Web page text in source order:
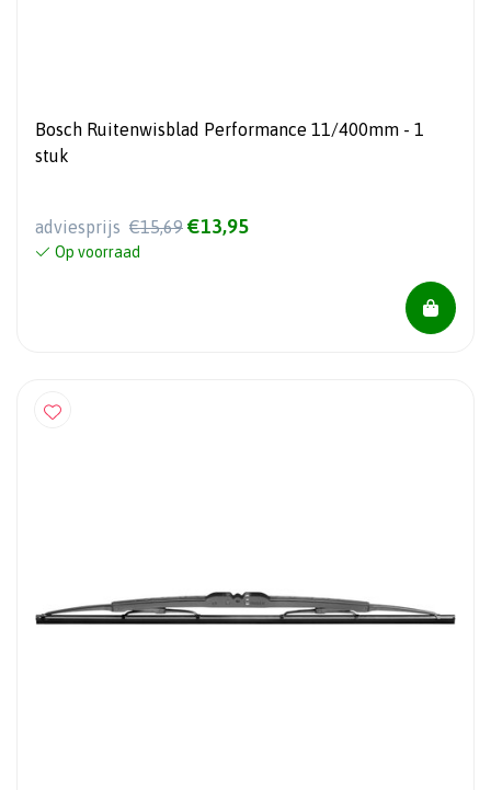
Bosch Ruitenwisblad Performance 11/400mm - 1
stuk
adviesprijs €15,69 €13,95
Op voorraad